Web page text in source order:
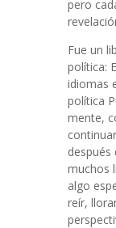
pero
Fue un
política:
idiomas
política
mente,
después
muchos
algo
reír,